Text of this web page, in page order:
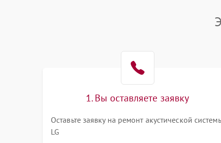
1. Вы оставляете заявку
Оставьте заявку на ремонт акустической
LG